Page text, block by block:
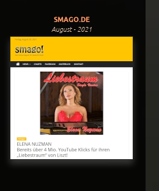
SMAGO.DE
August - 2021